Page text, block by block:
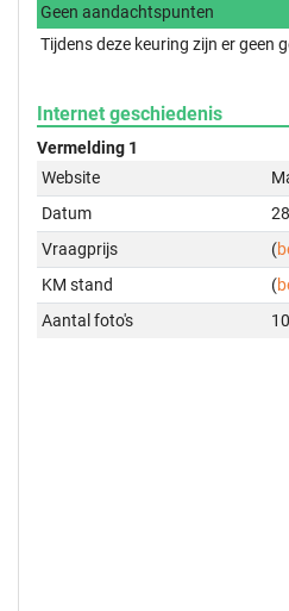
Geen aandachtspunten
Tijdens deze keuring zijn er geen
Internet geschiedenis
Vermelding 1
Website
Datum
Vraagprijs
(
KM stand
(
Aantal foto's